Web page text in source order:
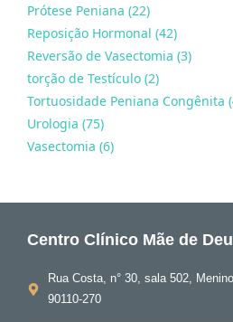
Prótese Peniana (22)
Reposição Hormonal (42)
Reversão de Vasectomia (3)
torção de Testículo (2)
Tortuosidade Peniana Congênita
Urologia (75)
Vasectomia (6)
Centro Clínico Mãe de
Rua Costa, n° 30, sala 502,
90110-270